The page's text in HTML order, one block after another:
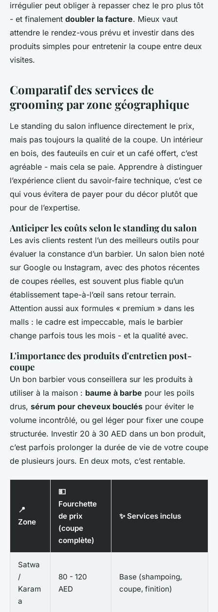
irrégulier peut obliger à repasser chez le pro plus tôt
- et finalement doubler la facture. Mieux vaut
attendre le rendez-vous prévu et investir dans des
produits simples pour entretenir la coupe entre deux
visites.
Comparatif des services de
grooming par zone géographique
Le standing du salon influence directement le prix,
mais pas toujours la qualité de la coupe. Un intérieur
en bois, des fauteuils en cuir et un café offert, c’est
agréable - mais cela se paie. Apprendre à distinguer
l’expérience client du savoir-faire technique, c’est ce
qui vous évitera de payer pour du décor plutôt que
pour de l’expertise.
Anticiper les coûts selon le standing du salon
Les avis clients restent l’un des meilleurs outils pour
évaluer la constance d’un barbier. Un salon bien noté
sur Google ou Instagram, avec des photos récentes
de coupes réelles, est souvent plus fiable qu’un
établissement tape-à-l’œil sans retour terrain.
Attention aussi aux formules « premium » dans les
malls : le cadre est impeccable, mais le barbier
change parfois tous les mois - et la qualité avec.
L'importance des produits d'entretien post-
coupe
Un bon barbier vous conseillera sur les produits à
utiliser à la maison : baume à barbe pour les poils
drus, sérum pour cheveux bouclés pour éviter le
volume incontrôlé, ou gel léger pour fixer une coupe
structurée. Investir 20 à 30 AED dans un bon produit,
c’est parfois prolonger la durée de vie de votre coupe
de plusieurs jours. En deux mots, c’est rentable.
📍
Zone
💵
Fourchette
de prix
(coupe
complète)
✨ Services inclus
Satwa
/
Karam
a
80 - 120
AED
Base (shampoing,
coupe, finition)